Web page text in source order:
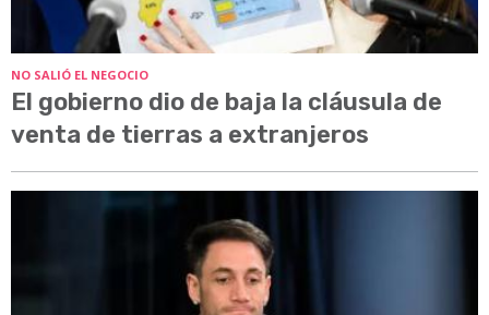
NO SALIÓ EL NEGOCIO
El gobierno dio de baja la cláusula de
venta de tierras a extranjeros